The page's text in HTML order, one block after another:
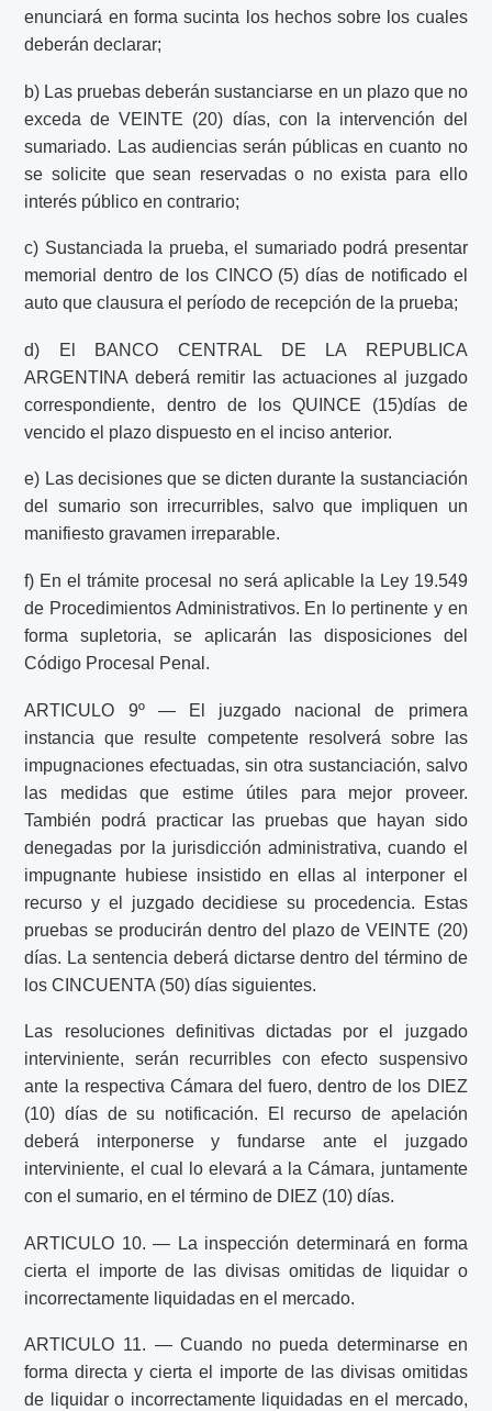
enunciará en forma sucinta los hechos sobre los cuales
deberán declarar;
b) Las pruebas deberán sustanciarse en un plazo que no
exceda de VEINTE (20) días, con la intervención del
sumariado. Las audiencias serán públicas en cuanto no
se solicite que sean reservadas o no exista para ello
interés público en contrario;
c) Sustanciada la prueba, el sumariado podrá presentar
memorial dentro de los CINCO (5) días de notificado el
auto que clausura el período de recepción de la prueba;
d) El BANCO CENTRAL DE LA REPUBLICA
ARGENTINA deberá remitir las actuaciones al juzgado
correspondiente, dentro de los QUINCE (15)días de
vencido el plazo dispuesto en el inciso anterior.
e) Las decisiones que se dicten durante la sustanciación
del sumario son irrecurribles, salvo que impliquen un
manifiesto gravamen irreparable.
f) En el trámite procesal no será aplicable la Ley 19.549
de Procedimientos Administrativos. En lo pertinente y en
forma supletoria, se aplicarán las disposiciones del
Código Procesal Penal.
ARTICULO 9º — El juzgado nacional de primera
instancia que resulte competente resolverá sobre las
impugnaciones efectuadas, sin otra sustanciación, salvo
las medidas que estime útiles para mejor proveer.
También podrá practicar las pruebas que hayan sido
denegadas por la jurisdicción administrativa, cuando el
impugnante hubiese insistido en ellas al interponer el
recurso y el juzgado decidiese su procedencia. Estas
pruebas se producirán dentro del plazo de VEINTE (20)
días. La sentencia deberá dictarse dentro del término de
los CINCUENTA (50) días siguientes.
Las resoluciones definitivas dictadas por el juzgado
interviniente, serán recurribles con efecto suspensivo
ante la respectiva Cámara del fuero, dentro de los DIEZ
(10) días de su notificación. El recurso de apelación
deberá interponerse y fundarse ante el juzgado
interviniente, el cual lo elevará a la Cámara, juntamente
con el sumario, en el término de DIEZ (10) días.
ARTICULO 10. — La inspección determinará en forma
cierta el importe de las divisas omitidas de liquidar o
incorrectamente liquidadas en el mercado.
ARTICULO 11. — Cuando no pueda determinarse en
forma directa y cierta el importe de las divisas omitidas
de liquidar o incorrectamente liquidadas en el mercado,